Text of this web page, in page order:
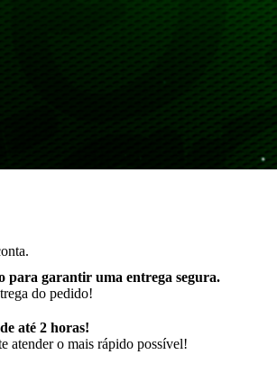
para garantir uma entrega segura.
do pedido!
até 2 horas!
atender o mais rápido possível!